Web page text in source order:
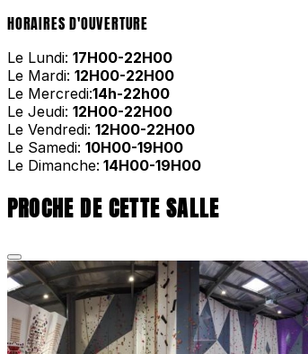
HORAIRES D'OUVERTURE
Le Lundi: 17H00-22H00
Le Mardi: 12H00-22H00
Le Mercredi:14h-22h00
Le Jeudi: 12H00-22H00
Le Vendredi: 12H00-22H00
Le Samedi: 10H00-19H00
Le Dimanche: 14H00-19H00
PROCHE DE CETTE SALLE